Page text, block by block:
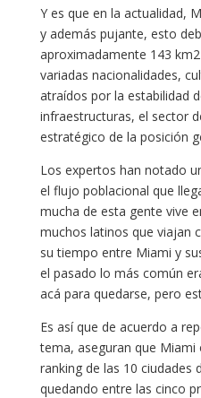
Y es que en la actualidad,
y además pujante, esto
aproximadamente 143
variadas nacionalidades,
atraídos por la estabilidad
infraestructuras, el sector
estratégico de la posición
Los expertos han notado
el flujo poblacional que
mucha de esta gente vive
muchos latinos que viajan
su tiempo entre Miami y
el pasado lo más común
acá para quedarse, pero
Es así que de acuerdo a
tema, aseguran que Miami
ranking de las 10 ciudades
quedando entre las cinco